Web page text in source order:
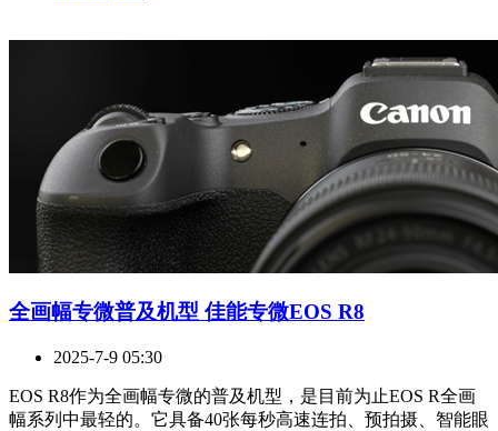
全画幅专微普及机型 佳能专微EOS R8
2025-7-9 05:30
EOS R8作为全画幅专微的普及机型，是目前为止EOS R全画
幅系列中最轻的。它具备40张每秒高速连拍、预拍摄、智能眼